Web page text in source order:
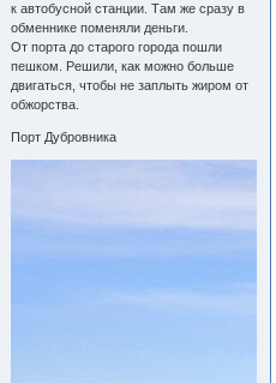
к автобусной станции. Там же сразу в
обменнике поменяли деньги.
От порта до старого города пошли
пешком. Решили, как можно больше
двигаться, чтобы не заплыть жиром от
обжорства.
Порт Дубровника